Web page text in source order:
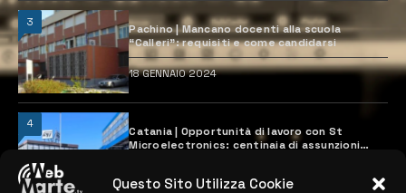
Questo Sito Utilizza Cookie
3
Pachino | Mancano docenti alla scuola
“Calleri”: requisiti e come candidarsi
18 GENNAIO 2024
4
Catania | Opportunità di lavoro con St
Microelectronics: centinaia di assunzioni
28 MARZO 2024